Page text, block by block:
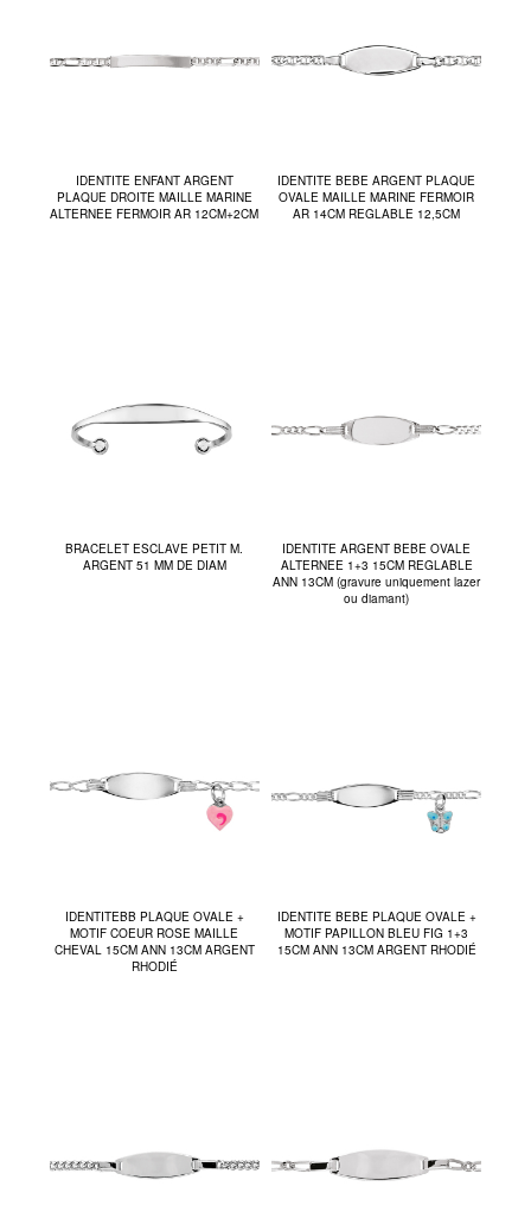
IDENTITE ENFANT ARGENT
PLAQUE DROITE MAILLE MARINE
ALTERNEE FERMOIR AR 12CM+2CM
IDENTITE BEBE ARGENT PLAQUE
OVALE MAILLE MARINE FERMOIR
AR 14CM REGLABLE 12,5CM
BRACELET ESCLAVE PETIT M.
ARGENT 51 MM DE DIAM
IDENTITE ARGENT BEBE OVALE
ALTERNEE 1+3 15CM REGLABLE
ANN 13CM (gravure uniquement lazer
ou diamant)
IDENTITEBB PLAQUE OVALE +
MOTIF COEUR ROSE MAILLE
CHEVAL 15CM ANN 13CM ARGENT
RHODIÉ
IDENTITE BEBE PLAQUE OVALE +
MOTIF PAPILLON BLEU FIG 1+3
15CM ANN 13CM ARGENT RHODIÉ